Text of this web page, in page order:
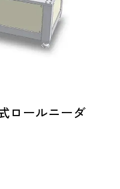
ロールニーダ